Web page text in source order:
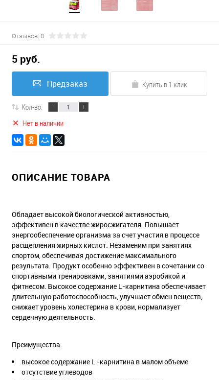
Отзывов: 0
5 руб.
Предзаказ Купить в 1 клик
Кол-во:
Нет в наличии
ОПИСАНИЕ ТОВАРА
Обладает высокой биологической активностью,
эффективен в качестве жиросжигателя. Повышает
энергообеспечение организма за счет участия в процессе
расщепления жирных кислот. Незаменим при занятиях
спортом, обеспечивая достижение максимального
результата. Продукт особенно эффективен в сочетании со
спортивными тренировками, занятиями аэробикой и
фитнесом. Высокое содержание L-карнитина обеспечивает
длительную работоспособность, улучшает обмен веществ,
снижает уровень холестерина в крови, нормализует
сердечную деятельность.
Преимущества:
высокое содержание L -карнитина в малом объеме
отсутствие углеводов